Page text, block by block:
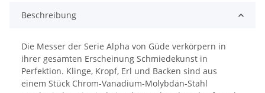
Beschreibung
Die Messer der Serie Alpha von Güde verkörpern in
ihrer gesamten Erscheinung Schmiedekunst in
Perfektion. Klinge, Kropf, Erl und Backen sind aus
einem Stück Chrom-Vanadium-Molybdän-Stahl